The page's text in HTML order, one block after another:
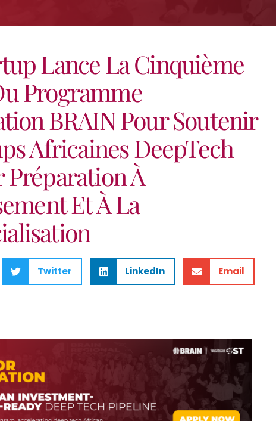
Lance La Cinquième
Programme
BRAIN Pour Soutenir
Africaines DeepTech
Préparation À
Et À La
Twitter LinkedIn Email